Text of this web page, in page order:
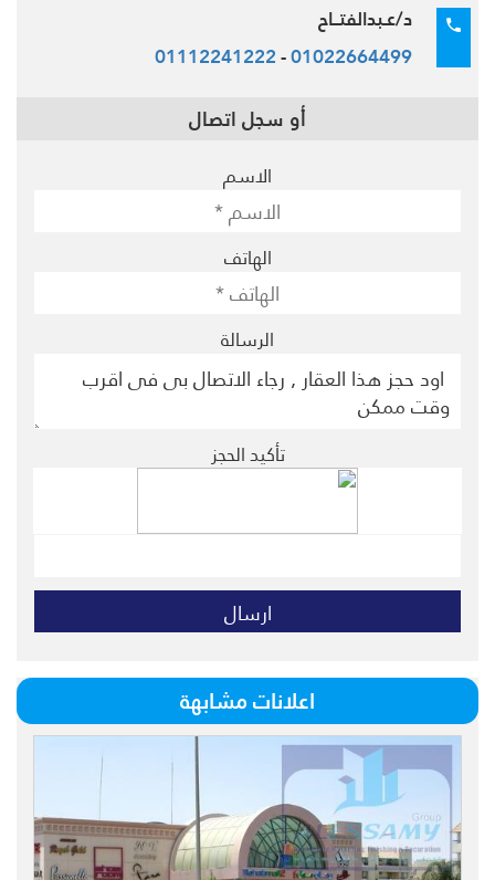
د/عـبدالفتــاح
01022664499
-
01112241222
أو سجل اتصال
الاسم
الهاتف
الرسالة
تأكيد الحجز
اعلانات مشابهة